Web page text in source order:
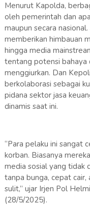
Menurut Kapolda,
oleh pemerintah dan
maupun secara
memberikan himbauan
hingga media
tentang potensi bahaya
menggiurkan. Dan
berkolaborasi sebagai
pidana sektor jasa
dinamis saat ini.
“Para pelaku ini sangat
korban. Biasanya
media sosial yang tidak
tanpa bunga, cepat
sulit,” ujar Irjen Pol
(28/5/2025).